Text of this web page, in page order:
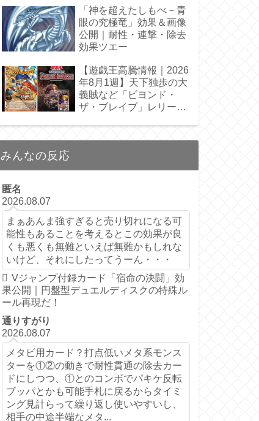
「神を超えたしもべ－青
眼の究極竜」効果＆画像
公開｜耐性・連撃・除去
効果ツエー
【遊戯王高騰情報｜2026
年8月1週】天下独歩の大
義賊など「ビヨンド・
ザ・ブレイブ」レリーフ
みんなの反応
匿名
2026.08.07
まぁあんま強すぎると売り切れになる可
能性もあることを考えるとこの効果が良
くも悪くも無難といえば無難かもしれな
いけど、それにしたってうーん・・・
Vジャンプ付録カード「宿命の決闘」効
果公開｜円盤型デュエルディスクの特殊ル
ール再現だ！
通りすがり
2026.08.07
メタビ用カード？打点低いメタ系モンス
ターを①②の動きで耐性貫通の除去カー
ドにしつつ、①とのコンボでパキケ反転
ブッパとかも可能手札に戻るからタイミ
ング見計らって繰り返し使いやすいし、
相手の中途半端なメタ...